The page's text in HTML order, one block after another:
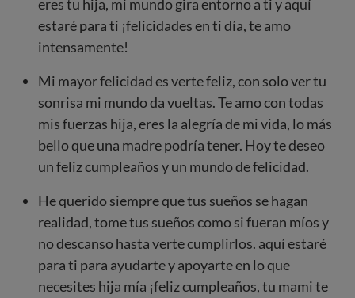
eres tu hija, mi mundo gira entorno a ti y aquí
estaré para ti ¡felicidades en ti día, te amo
intensamente!
Mi mayor felicidad es verte feliz, con solo ver tu
sonrisa mi mundo da vueltas. Te amo con todas
mis fuerzas hija, eres la alegría de mi vida, lo más
bello que una madre podría tener. Hoy te deseo
un feliz cumpleaños y un mundo de felicidad.
He querido siempre que tus sueños se hagan
realidad, tome tus sueños como si fueran míos y
no descanso hasta verte cumplirlos. aquí estaré
para ti para ayudarte y apoyarte en lo que
necesites hija mía ¡feliz cumpleaños, tu mami te